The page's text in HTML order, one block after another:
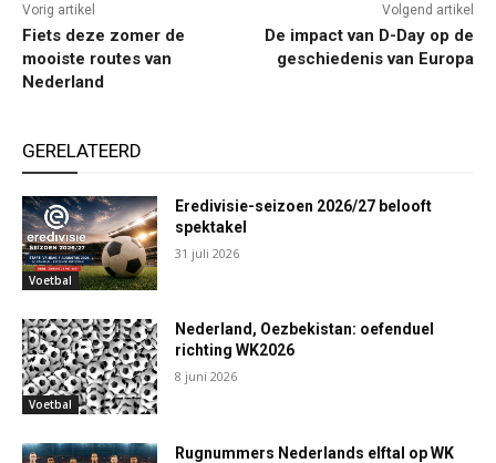
Vorig artikel
Fiets deze zomer de
mooiste routes van
Nederland
Volgend artikel
De impact van D-Day op de
geschiedenis van Europa
GERELATEERD
Voetbal
Eredivisie-seizoen 2026/27 belooft
spektakel
31 juli 2026
Voetbal
Nederland, Oezbekistan: oefenduel
richting WK2026
8 juni 2026
Rugnummers Nederlands elftal op WK